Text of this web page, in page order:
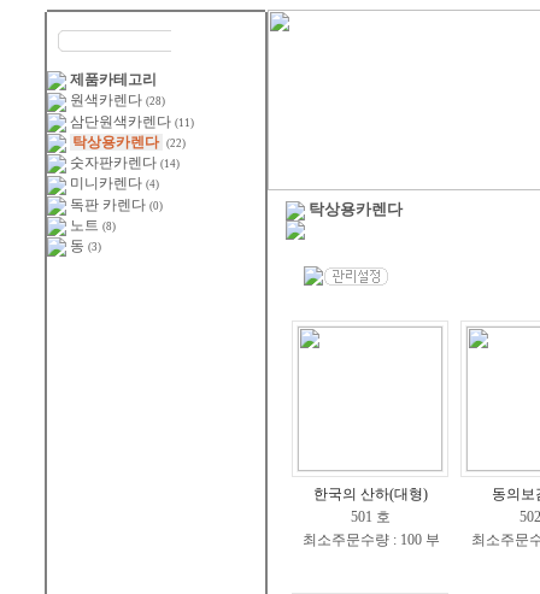
제품카테고리
원색카렌다 (28)
삼단원색카렌다 (11)
탁상용카렌다 (22)
숫자판카렌다 (14)
미니카렌다 (4)
독판 카렌다 (0)
노트 (8)
동 (3)
탁상용카렌다
한국의 산하(대형)
501 호
최소주문수량 : 100 부
동의보
최소주문